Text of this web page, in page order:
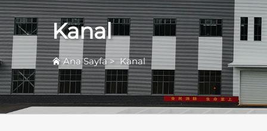
Kanal
Ana Sayfa>Kanal